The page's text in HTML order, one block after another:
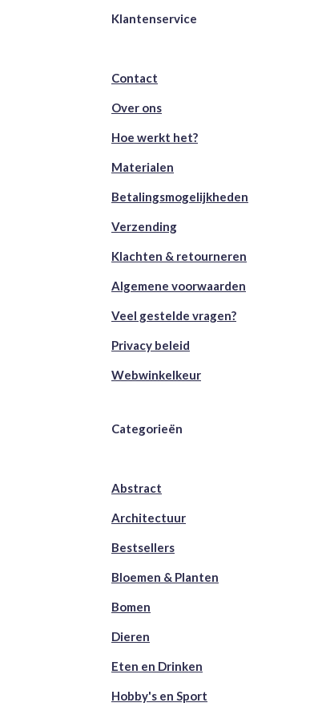
Klantenservice
Contact
Over ons
Hoe werkt het?
Materialen
Betalingsmogelijkheden
Verzending
Klachten & retourneren
Algemene voorwaarden
Veel gestelde vragen?
Privacy beleid
Webwinkelkeur
Categorieën
Abstract
Architectuur
Bestsellers
Bloemen & Planten
Bomen
Dieren
Eten en Drinken
Hobby's en Sport